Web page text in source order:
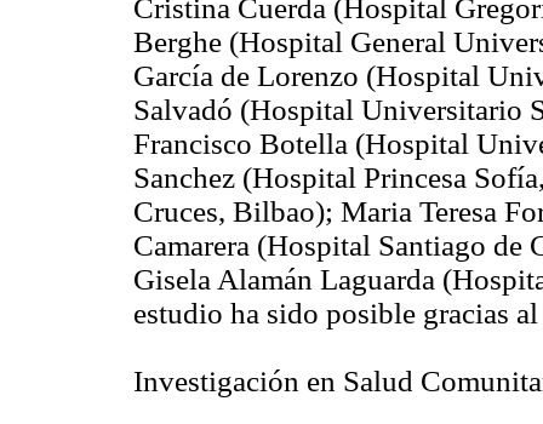
Cristina Cuerda (Hospital
Berghe (Hospital General
García de Lorenzo (Hospital
Salvadó (Hospital Universitario
Francisco Botella (Hospital
Sanchez (Hospital Princesa
Cruces, Bilbao); Maria Teresa
Camarera (Hospital Santiago de
Gisela Alamán Laguarda
estudio ha sido posible gracias
Investigación en Salud